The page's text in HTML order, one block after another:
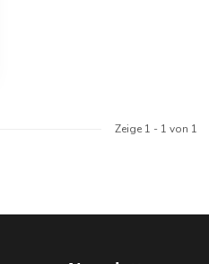
Zeige 1 - 1 von 1